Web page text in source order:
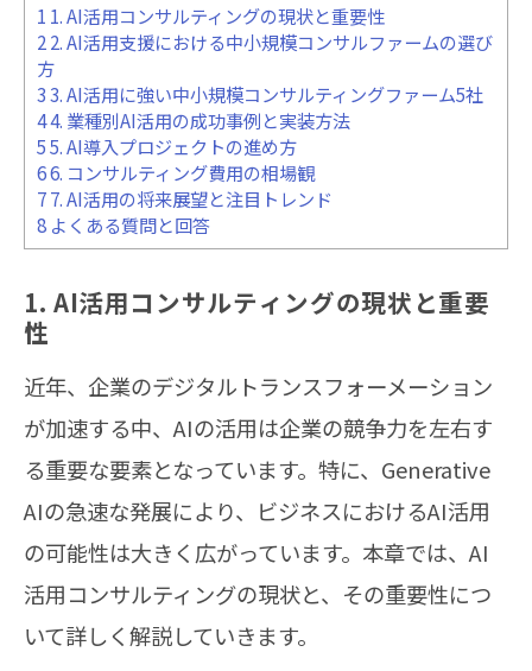
1 1. AI活用コンサルティングの現状と重要性
22. AI活用支援における中小規模コンサルファームの選び
方
33. AI活用に強い中小規模コンサルティングファーム5社
44. 業種別AI活用の成功事例と実装方法
55. AI導入プロジェクトの進め方
66. コンサルティング費用の相場観
77. AI活用の将来展望と注目トレンド
8 よくある質問と回答
1. AI活用コンサルティングの現状と重要
性
近年、企業のデジタルトランスフォーメーション
が加速する中、AIの活用は企業の競争力を左右す
る重要な要素となっています。特に、Generative
AIの急速な発展により、ビジネスにおけるAI活用
の可能性は大きく広がっています。本章では、AI
活用コンサルティングの現状と、その重要性につ
いて詳しく解説していきます。